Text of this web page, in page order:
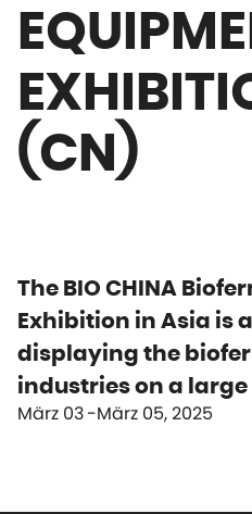
(CN)
The BIO CHINA
Exhibition in Asia is
displaying the
industries on a large
März 03 März 05, 2025